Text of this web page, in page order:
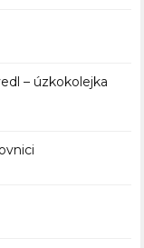
– úzkokolejka